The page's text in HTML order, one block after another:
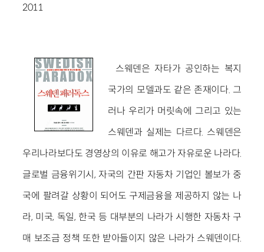
2011
스웨덴은 자타가 공인하는 복지
국가의 모델과도 같은 존재이다. 그
러나 우리가 머릿속에 그리고 있는
스웨덴과 실제는 다르다. 스웨덴은
우리나라보다도 경영상의 이유로 해고가 자유로운 나라다.
글로벌 금융위기시, 자국의 간판 자동차 기업인 볼보가 중
국에 팔려갈 상황이 되어도 구제금융을 제공하지 않는 나
라, 미국, 독일, 한국 등 대부분의 나라가 시행한 자동차 구
매 보조금 정책 또한 받아들이지 않은 나라가 스웨덴이다.